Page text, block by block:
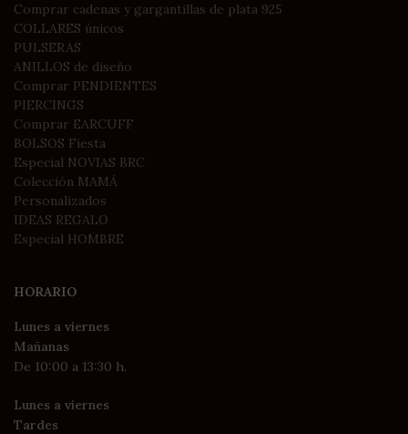
Comprar cadenas y gargantillas de plata 925
COLLARES únicos
PULSERAS
ANILLOS de diseño
Comprar PENDIENTES
PIERCINGS
Comprar EARCUFF
BOLSOS Fiesta
Especial NOVIAS BRC
Colección MAMÁ
Personalizados
IDEAS REGALO
Especial HOMBRE
HORARIO
Lunes a viernes
Mañanas
De 10:00 a 13:30 h.
Lunes a viernes
Tardes